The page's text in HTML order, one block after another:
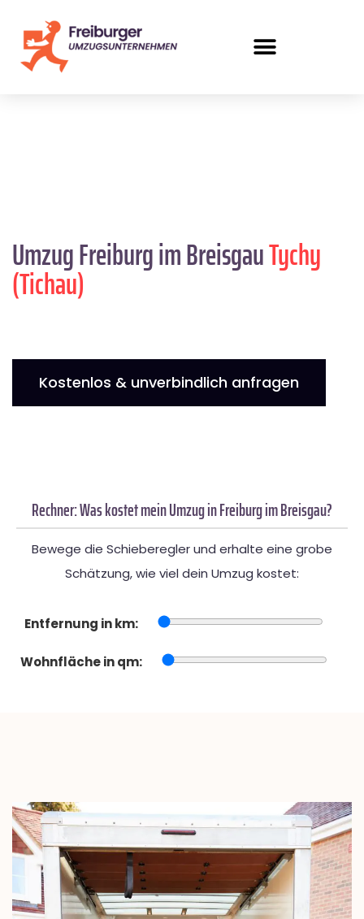
Umzug Freiburg im BreisgauTychy
(Tichau)
Kostenlos & unverbindlich anfragen
Rechner: Was kostet mein Umzug in Freiburg im Breisgau?
Bewege die Schieberegler und erhalte eine grobe
Schätzung, wie viel dein Umzug kostet:
Entfernung in km:
Wohnfläche in qm: